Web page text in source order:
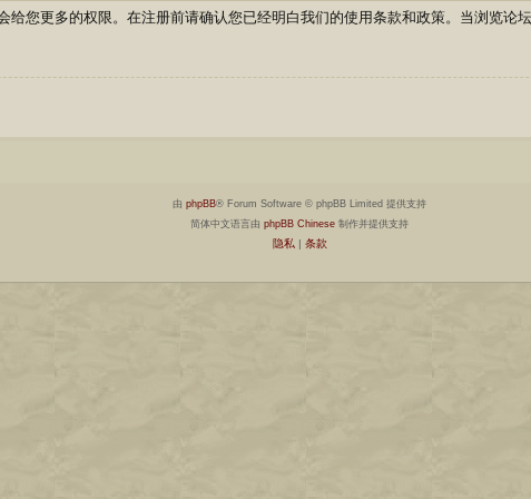
您更多的权限。在注册前请确认您已经明白我们的使用条款和政策。当浏览论
由 phpBB® Forum Software © phpBB Limited 提供支持
简体中文语言由 phpBB Chinese 制作并提供支持
隐私| 条款